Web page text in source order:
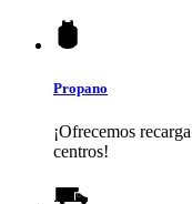
Propano
¡Ofrecemos
centros!